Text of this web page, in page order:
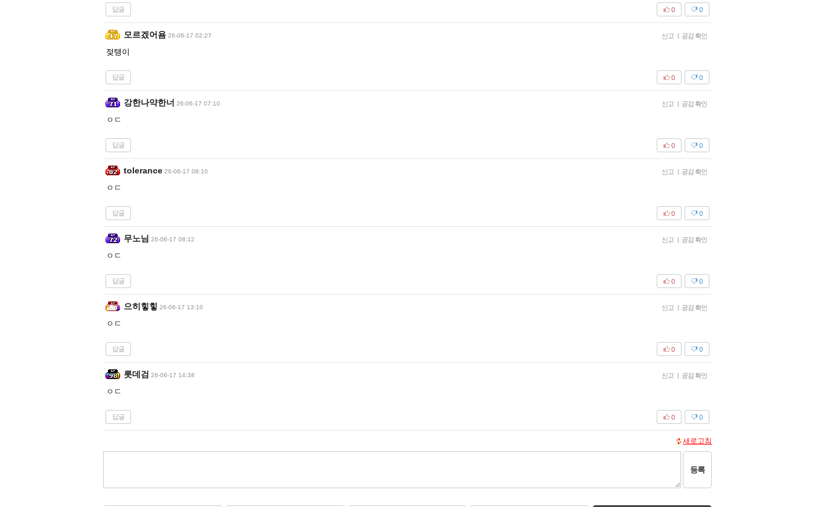
답글 0
0
모르겠어욤 26-06-17 02:27 신고 | 공감 확인
젖탱이
답글 0
0
강한나약한너 26-06-17 07:10 신고 | 공감 확인
ㅇㄷ
답글 0
0
tolerance 26-06-17 08:10 신고 | 공감 확인
ㅇㄷ
답글 0
0
무노님 26-06-17 08:12 신고 | 공감 확인
ㅇㄷ
답글 0
0
으히힣힣 26-06-17 13:10 신고 | 공감 확인
ㅇㄷ
답글 0
0
롯데검 26-06-17 14:38 신고 | 공감 확인
ㅇㄷ
답글 0
0
새로고침
등록